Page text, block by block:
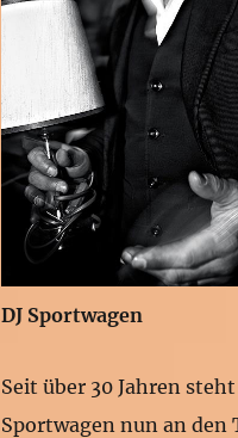
DJ Sportwagen
Seit über 30 Jahren steht
Sportwagen nun an den